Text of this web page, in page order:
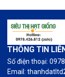
THÔNG TIN
Số điện thoại:
Email: